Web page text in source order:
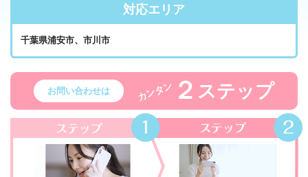
対応エリア
千葉県浦安市、市川市
お問い合わせは カンタン ２ ステップ